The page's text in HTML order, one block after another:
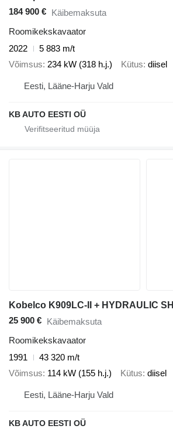
184 900 € Käibemaksuta
Roomikekskavaator
2022
5 883 m/t
Võimsus 234 kW (318 h.j.) Kütus diisel
Eesti, Lääne-Harju Vald
KB AUTO EESTI OÜ
25 900 € Käibemaksuta
Roomikekskavaator
1991
43 320 m/t
Võimsus 114 kW (155 h.j.) Kütus diisel
Eesti, Lääne-Harju Vald
KB AUTO EESTI OÜ